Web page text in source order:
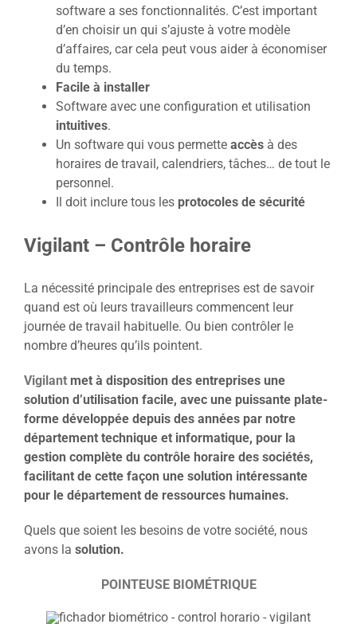
software a ses fonctionnalités. C’est important
d’en choisir un qui s’ajuste à votre modèle
d’affaires, car cela peut vous aider à économiser
du temps.
Facile à installer
Software avec une configuration et utilisation
intuitives.
Un software qui vous permette accès à des
horaires de travail, calendriers, tâches… de tout le
personnel.
Il doit inclure tous les protocoles de sécurité
Vigilant – Contrôle horaire
La nécessité principale des entreprises est de savoir
quand est où leurs travailleurs commencent leur
journée de travail habituelle. Ou bien contrôler le
nombre d’heures qu’ils pointent.
Vigilant met à disposition des entreprises une
solution d’utilisation facile, avec une puissante plate-
forme développée depuis des années par notre
département technique et informatique, pour la
gestion complète du contrôle horaire des sociétés,
facilitant de cette façon une solution intéressante
pour le département de ressources humaines.
Quels que soient les besoins de votre société, nous
avons la solution.
POINTEUSE BIOMÉTRIQUE